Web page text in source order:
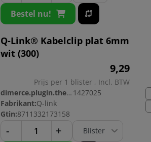
Bestel nu!
Q-Link® Kabelclip plat 6mm
wit (300)
9,29
Prijs per 1 blister , Incl. BTW
dimerce.plugin.theme.productnr: 1427025
Fabrikant:Q-link
Gtin:8711332173158
- +